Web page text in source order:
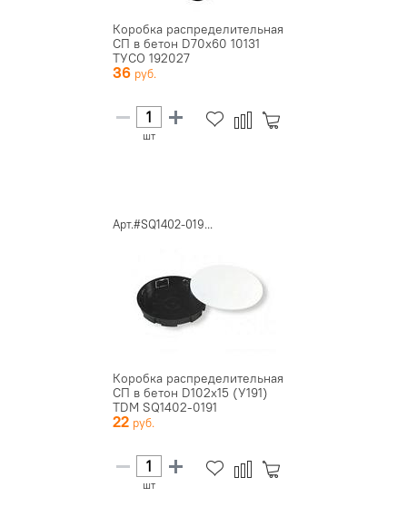
Коробка распределительная
СП в бетон D70х60 10131
ТУСО 192027
36
шт
Арт.#SQ1402-019...
Коробка распределительная
СП в бетон D102х15 (У191)
TDM SQ1402-0191
22
шт